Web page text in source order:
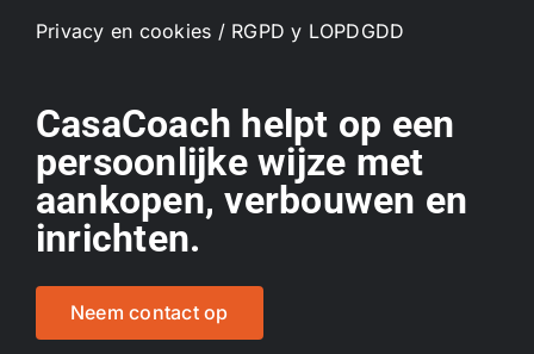
Privacy en cookies / RGPD y LOPDGDD
CasaCoach helpt op een
persoonlijke wijze met
aankopen, verbouwen en
inrichten.
Neem contact op